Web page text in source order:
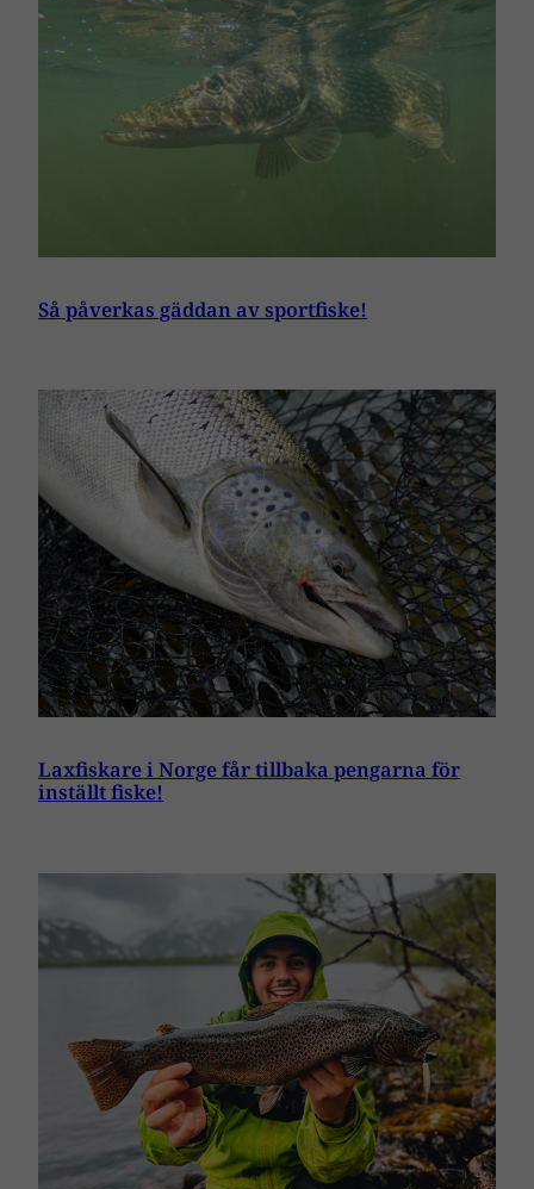
Så påverkas gäddan av sportfiske!
Laxfiskare i Norge får tillbaka pengarna för
inställt fiske!